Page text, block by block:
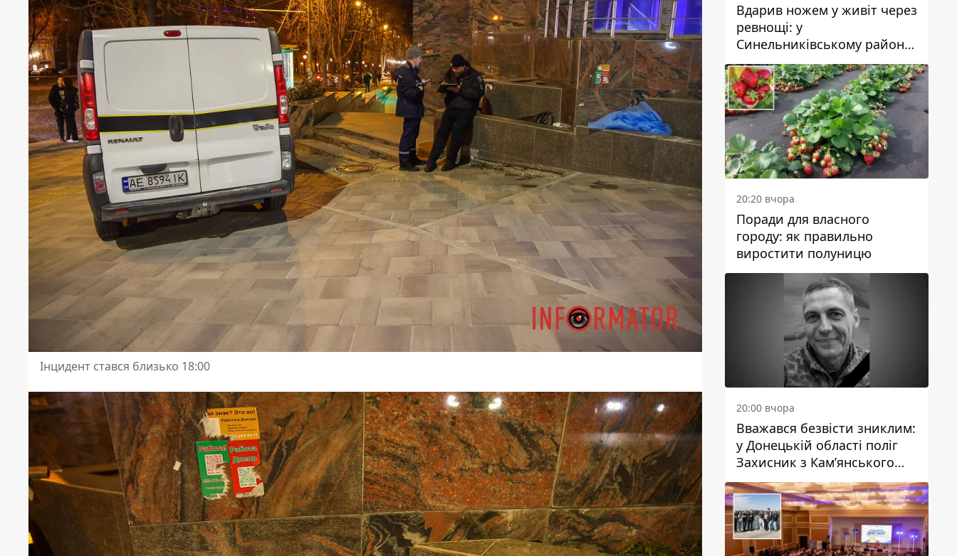
Інцидент стався близько 18:00
Вдарив ножем у живіт через
ревнощі: у
Синельниківському районі
затримали 49-річного
чоловіка за вбивство
20:20 вчора
Поради для власного
городу: як правильно
виростити полуницю
20:00 вчора
Вважався безвісти зниклим:
у Донецькій області поліг
Захисник з Кам’янського
Антон Красовський